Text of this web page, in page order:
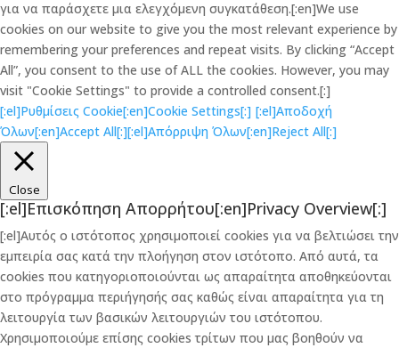
για να παράσχετε μια ελεγχόμενη συγκατάθεση.[:en]We use
cookies on our website to give you the most relevant experience by
remembering your preferences and repeat visits. By clicking “Accept
All”, you consent to the use of ALL the cookies. However, you may
visit "Cookie Settings" to provide a controlled consent.[:]
[:el]Ρυθμίσεις Cookie[:en]Cookie Settings[:] [:el]Αποδοχή
Όλων[:en]Accept All[:][:el]Απόρριψη Όλων[:en]Reject All[:]
Close
[:el]Επισκόπηση Απορρήτου[:en]Privacy Overview[:]
[:el]Αυτός ο ιστότοπος χρησιμοποιεί cookies για να βελτιώσει την
εμπειρία σας κατά την πλοήγηση στον ιστότοπο. Από αυτά, τα
cookies που κατηγοριοποιούνται ως απαραίτητα αποθηκεύονται
στο πρόγραμμα περιήγησής σας καθώς είναι απαραίτητα για τη
λειτουργία των βασικών λειτουργιών του ιστότοπου.
Χρησιμοποιούμε επίσης cookies τρίτων που μας βοηθούν να